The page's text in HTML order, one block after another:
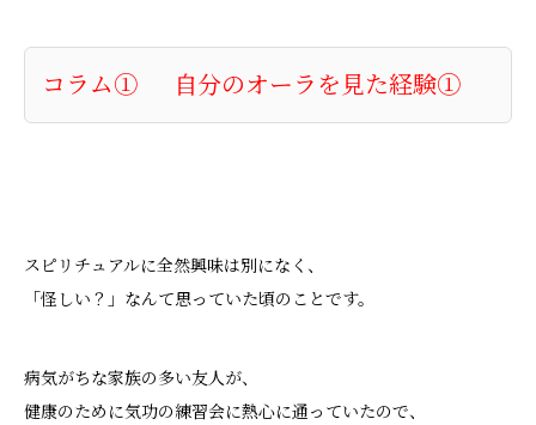
コラム① 自分のオーラを見た経験①
スピリチュアルに全然興味は別になく、
「怪しい？」なんて思っていた頃のことです。
病気がちな家族の多い友人が、
健康のために気功の練習会に熱心に通っていたので、